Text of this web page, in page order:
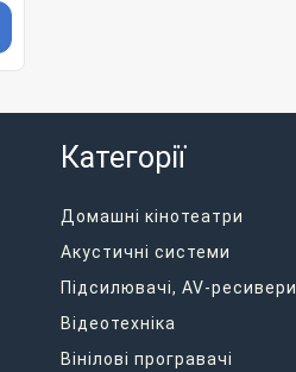
Категорії
Домашні кінотеатри
Акустичні системи
Підсилювачі, AV-ресивери
Відеотехніка
Вінілові програвачі